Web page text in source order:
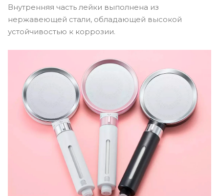
Внутренняя часть лейки выполнена из
нержавеющей стали, обладающей высокой
устойчивостью к коррозии.